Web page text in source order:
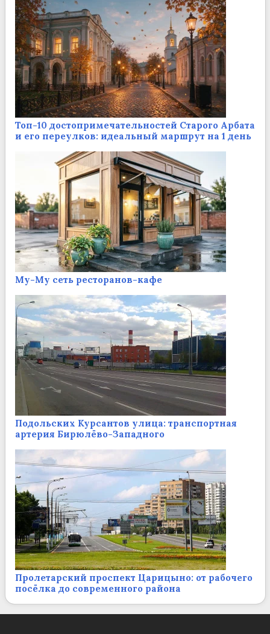
Топ-10 достопримечательностей Старого Арбата
и его переулков: идеальный маршрут на 1 день
Му-Му сеть ресторанов-кафе
Подольских Курсантов улица: транспортная
артерия Бирюлёво-Западного
Пролетарский проспект Царицыно: от рабочего
посёлка до современного района